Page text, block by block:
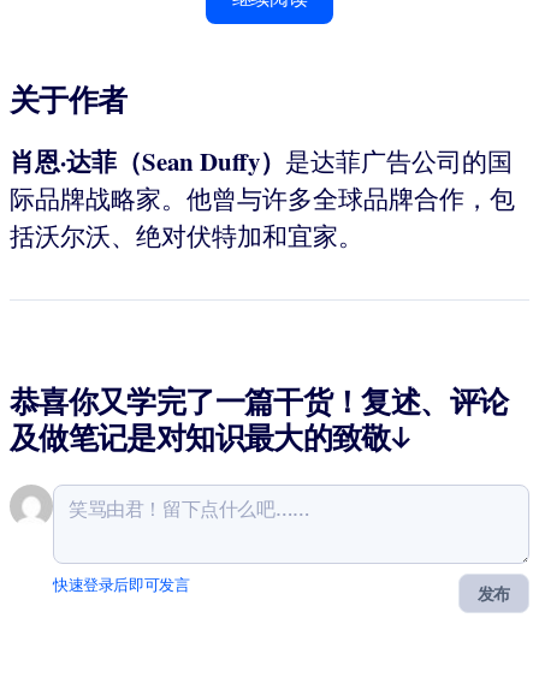
关于作者
肖恩·达菲（Sean Duffy） 是达菲广告公司的国
际品牌战略家。他曾与许多全球品牌合作，包
括沃尔沃、绝对伏特加和宜家。
恭喜你又学完了一篇干货！复述、评论
及做笔记是对知识最大的致敬↓
发布
快速登录后即可发言